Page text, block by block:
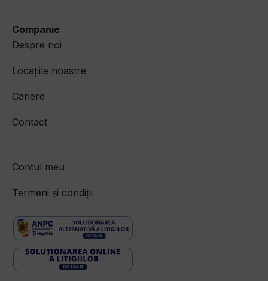
Companie
Despre noi
Locațiile noastre
Cariere
Contact
Contul meu
Termeni și condiții